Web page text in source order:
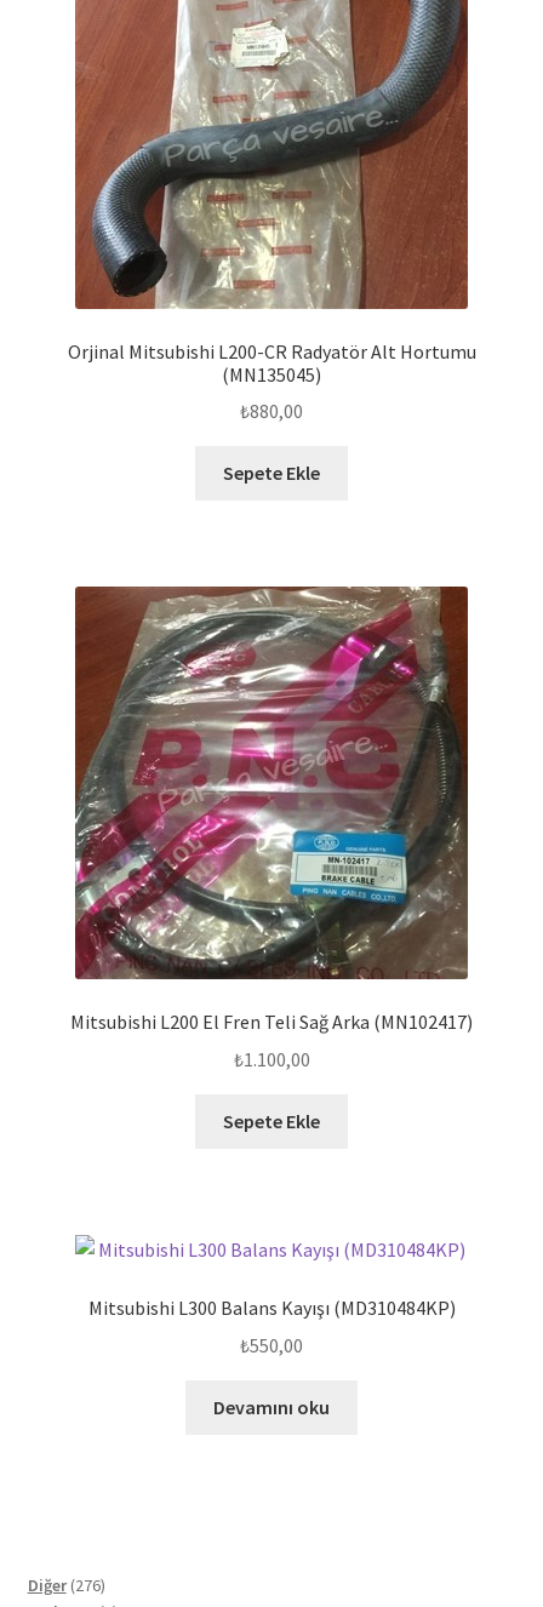
Orjinal Mitsubishi L200-CR Radyatör Alt Hortumu
(MN135045)
₺880,00
Sepete Ekle
Mitsubishi L200 El Fren Teli Sağ Arka (MN102417)
₺1.100,00
Sepete Ekle
Mitsubishi L300 Balans Kayışı (MD310484KP)
₺550,00
Devamını oku
Diğer 276276